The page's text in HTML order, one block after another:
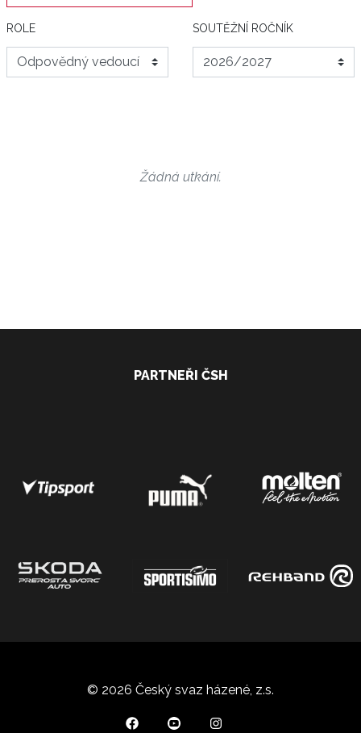
ROLE SOUTĚŽNÍ ROČNÍK
Žádná utkání.
PARTNEŘI ČSH
© 2026 Český svaz házené, z.s.